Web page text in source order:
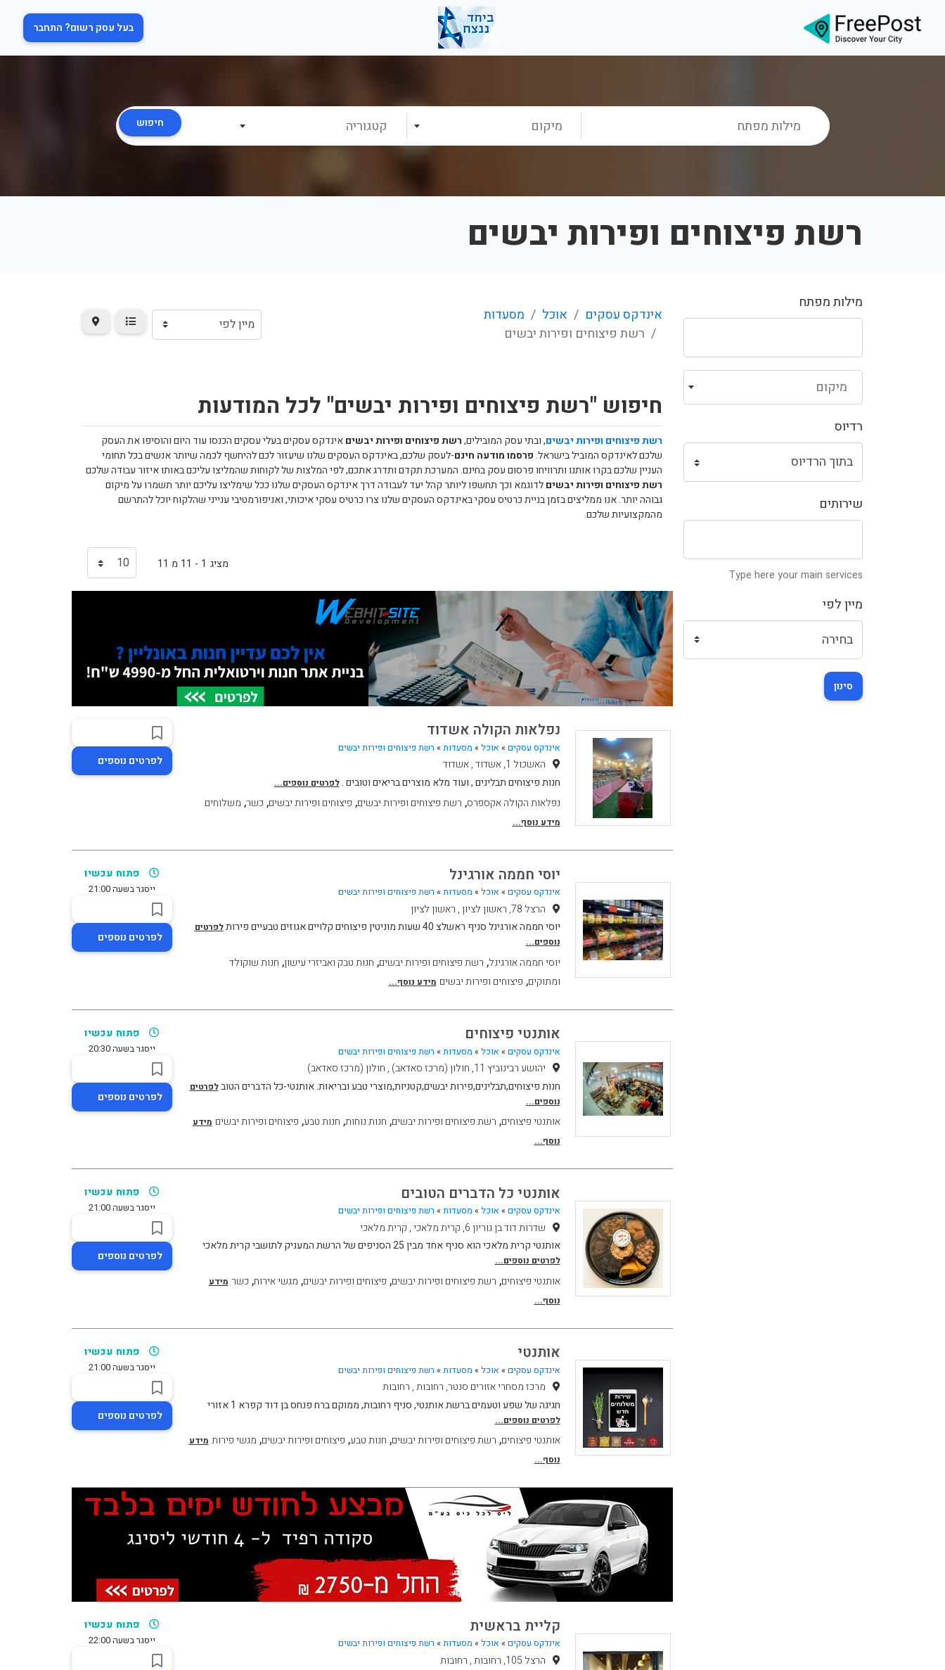
בעל עסק רשום? התחבר
מיקום קטגוריה חיפוש
רשת פיצוחים ופירות יבשים
מילות מפתח
מיקום
רדיוס
שירותים
Type here your main services
מיין לפי
סינון
אינדקס עסקים אוכל
מסעדות
רשת פיצוחים ופירות יבשים
חיפוש "רשת פיצוחים ופירות יבשים" לכל המודעות
רשת פיצוחים ופירות יבשים, ובתי עסק המובילים,רשת פיצוחים ופירות יבשיםאינדקס עסקים בעלי עסקים הכנסו עוד היום והוסיפו את העסק
שלכם לאינדקס המוביל בישראל.פרסמו מודעה חינם-לעסק שלכם, באינדקס העסקים שלנו שיעזור לכם להיחשף לכמה שיותר אנשים בכל תחומי
העניין שלכם בקרו אותנו ותרוויחו פרסום עסק בחינם. המערכת תקדם ותדרג אתכם, לפי המלצות של לקוחות שהמליצו עליכם באותו איזור עבודה שלכם
רשת פיצוחים ופירות יבשיםלדוגמא וכך תחשפו ליותר קהל יעד לעבודה דרך אינדקס העסקים שלנו ככל שימליצו עליכם יותר תשמרו על מיקום
גבוהה יותר. אנו ממליצים בזמן בניית כרטיס עסקי באינדקס העסקים שלנו צרו כרטיס עסקי איכותי, ואניפורמטיבי ענייני שהלקוח יוכל להתרשם
מהמקצועיות שלכם.
מציג 1 - 11 מ 11
נפלאות הקולה אשדוד
אינדקס עסקים » אוכל » מסעדות » רשת פיצוחים ופירות יבשים
האשכול 1, אשדוד , אשדוד
חנות פיצוחים תבלינים , ועוד מלא מוצרים בריאים וטובים .לפרטים נוספים...
נפלאות הקולה אקספרס, רשת פיצוחים ופירות יבשים, פיצוחים ופירות יבשים, כשר, משלוחים
מידע נוסף...
לפרטים נוספים
יוסי חממה אורגינל
אינדקס עסקים » אוכל » מסעדות » רשת פיצוחים ופירות יבשים
הרצל 78, ראשון לציון , ראשון לציון
יוסי חממה אורגינל סניף ראשלצ 40 שעות מוניטין פיצוחים קלויים אגוזים טבעיים פירות
לפרטים
נוספים...
יוסי חממה אורגינל, רשת פיצוחים ופירות יבשים, חנות טבק ואביזרי עישון, חנות שוקולד
ומתוקים, פיצוחים ופירות יבשים מידע נוסף...
פתוח עכשיו
ייסגר בשעה 21:00
לפרטים נוספים
אותנטי פיצוחים
אינדקס עסקים » אוכל » מסעדות » רשת פיצוחים ופירות יבשים
יהושע רבינוביץ 11, חולון (מרכז סאדאב) , חולון (מרכז סאדאב)
חנות פיצוחים,תבלינים,פירות יבשים,קטניות,מוצרי טבע ובריאות. אותנטי-כל הדברים הטובלפרטים
נוספים...
אותנטי פיצוחים, רשת פיצוחים ופירות יבשים, חנות נוחות, חנות טבע, פיצוחים ופירות יבשים מידע
נוסף...
פתוח עכשיו
ייסגר בשעה 20:30
לפרטים נוספים
אותנטי כל הדברים הטובים
אינדקס עסקים » אוכל » מסעדות » רשת פיצוחים ופירות יבשים
שדרות דוד בן גוריון 6, קרית מלאכי , קרית מלאכי
אותנטי קרית מלאכי הוא סניף אחד מבין 25 הסניפים של הרשת המעניק לתושבי קרית מלאכי
לפרטים נוספים...
אותנטי פיצוחים, רשת פיצוחים ופירות יבשים, פיצוחים ופירות יבשים, מגשי אירוח, כשר מידע
נוסף...
פתוח עכשיו
ייסגר בשעה 21:00
לפרטים נוספים
אותנטי
אינדקס עסקים » אוכל » מסעדות » רשת פיצוחים ופירות יבשים
מרכז מסחרי אזורים סנטר, רחובות , רחובות
חגיגה של שפע וטעמים ברשת אותנטי, סניף רחובות, ממוקם ברח פנחס בן דוד קפרא 1 אזורי
לפרטים נוספים...
אותנטי פיצוחים, רשת פיצוחים ופירות יבשים, חנות טבע, פיצוחים ופירות יבשים, מגשי פירות מידע
נוסף...
פתוח עכשיו
ייסגר בשעה 21:00
לפרטים נוספים
קליית בראשית
אינדקס עסקים » אוכל » מסעדות » רשת פיצוחים ופירות יבשים
הרצל 105, רחובות , רחובות
פתוח עכשיו
ייסגר בשעה 22:00